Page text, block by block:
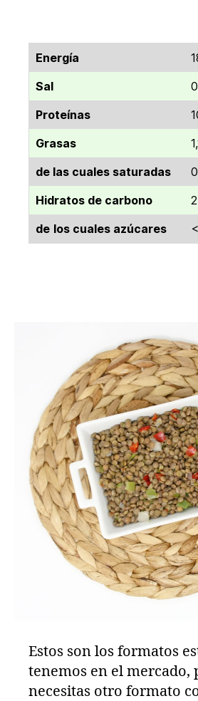
Energía
Sal
Proteínas
Grasas
de las cuales saturadas
Hidratos de carbono
de los cuales azúcares
Estos son los formatos
tenemos en el mercado,
necesitas otro formato